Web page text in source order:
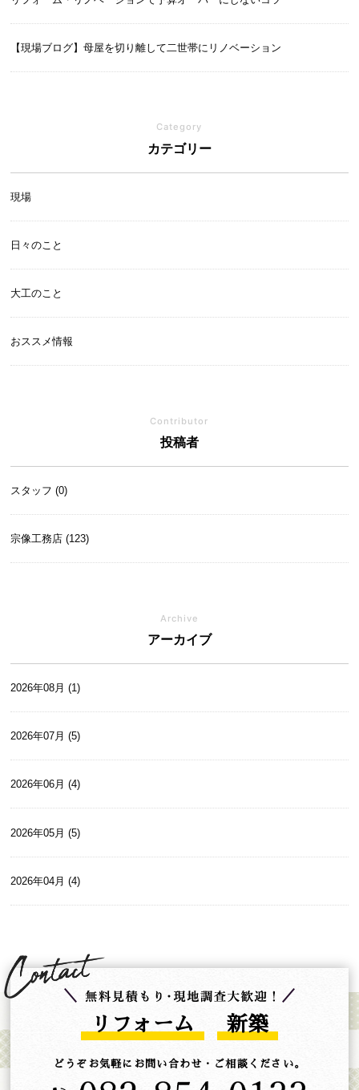
【現場ブログ】母屋を切り離して二世帯にリノベーション
Category
カテゴリー
現場
日々のこと
大工のこと
おススメ情報
Contributor
投稿者
スタッフ (0)
宗像工務店 (123)
Archive
アーカイブ
2026年08月 (1)
2026年07月 (5)
2026年06月 (4)
2026年05月 (5)
2026年04月 (4)
リフォーム 新築
どうぞお気軽にお問い合わせ・ご相談ください。